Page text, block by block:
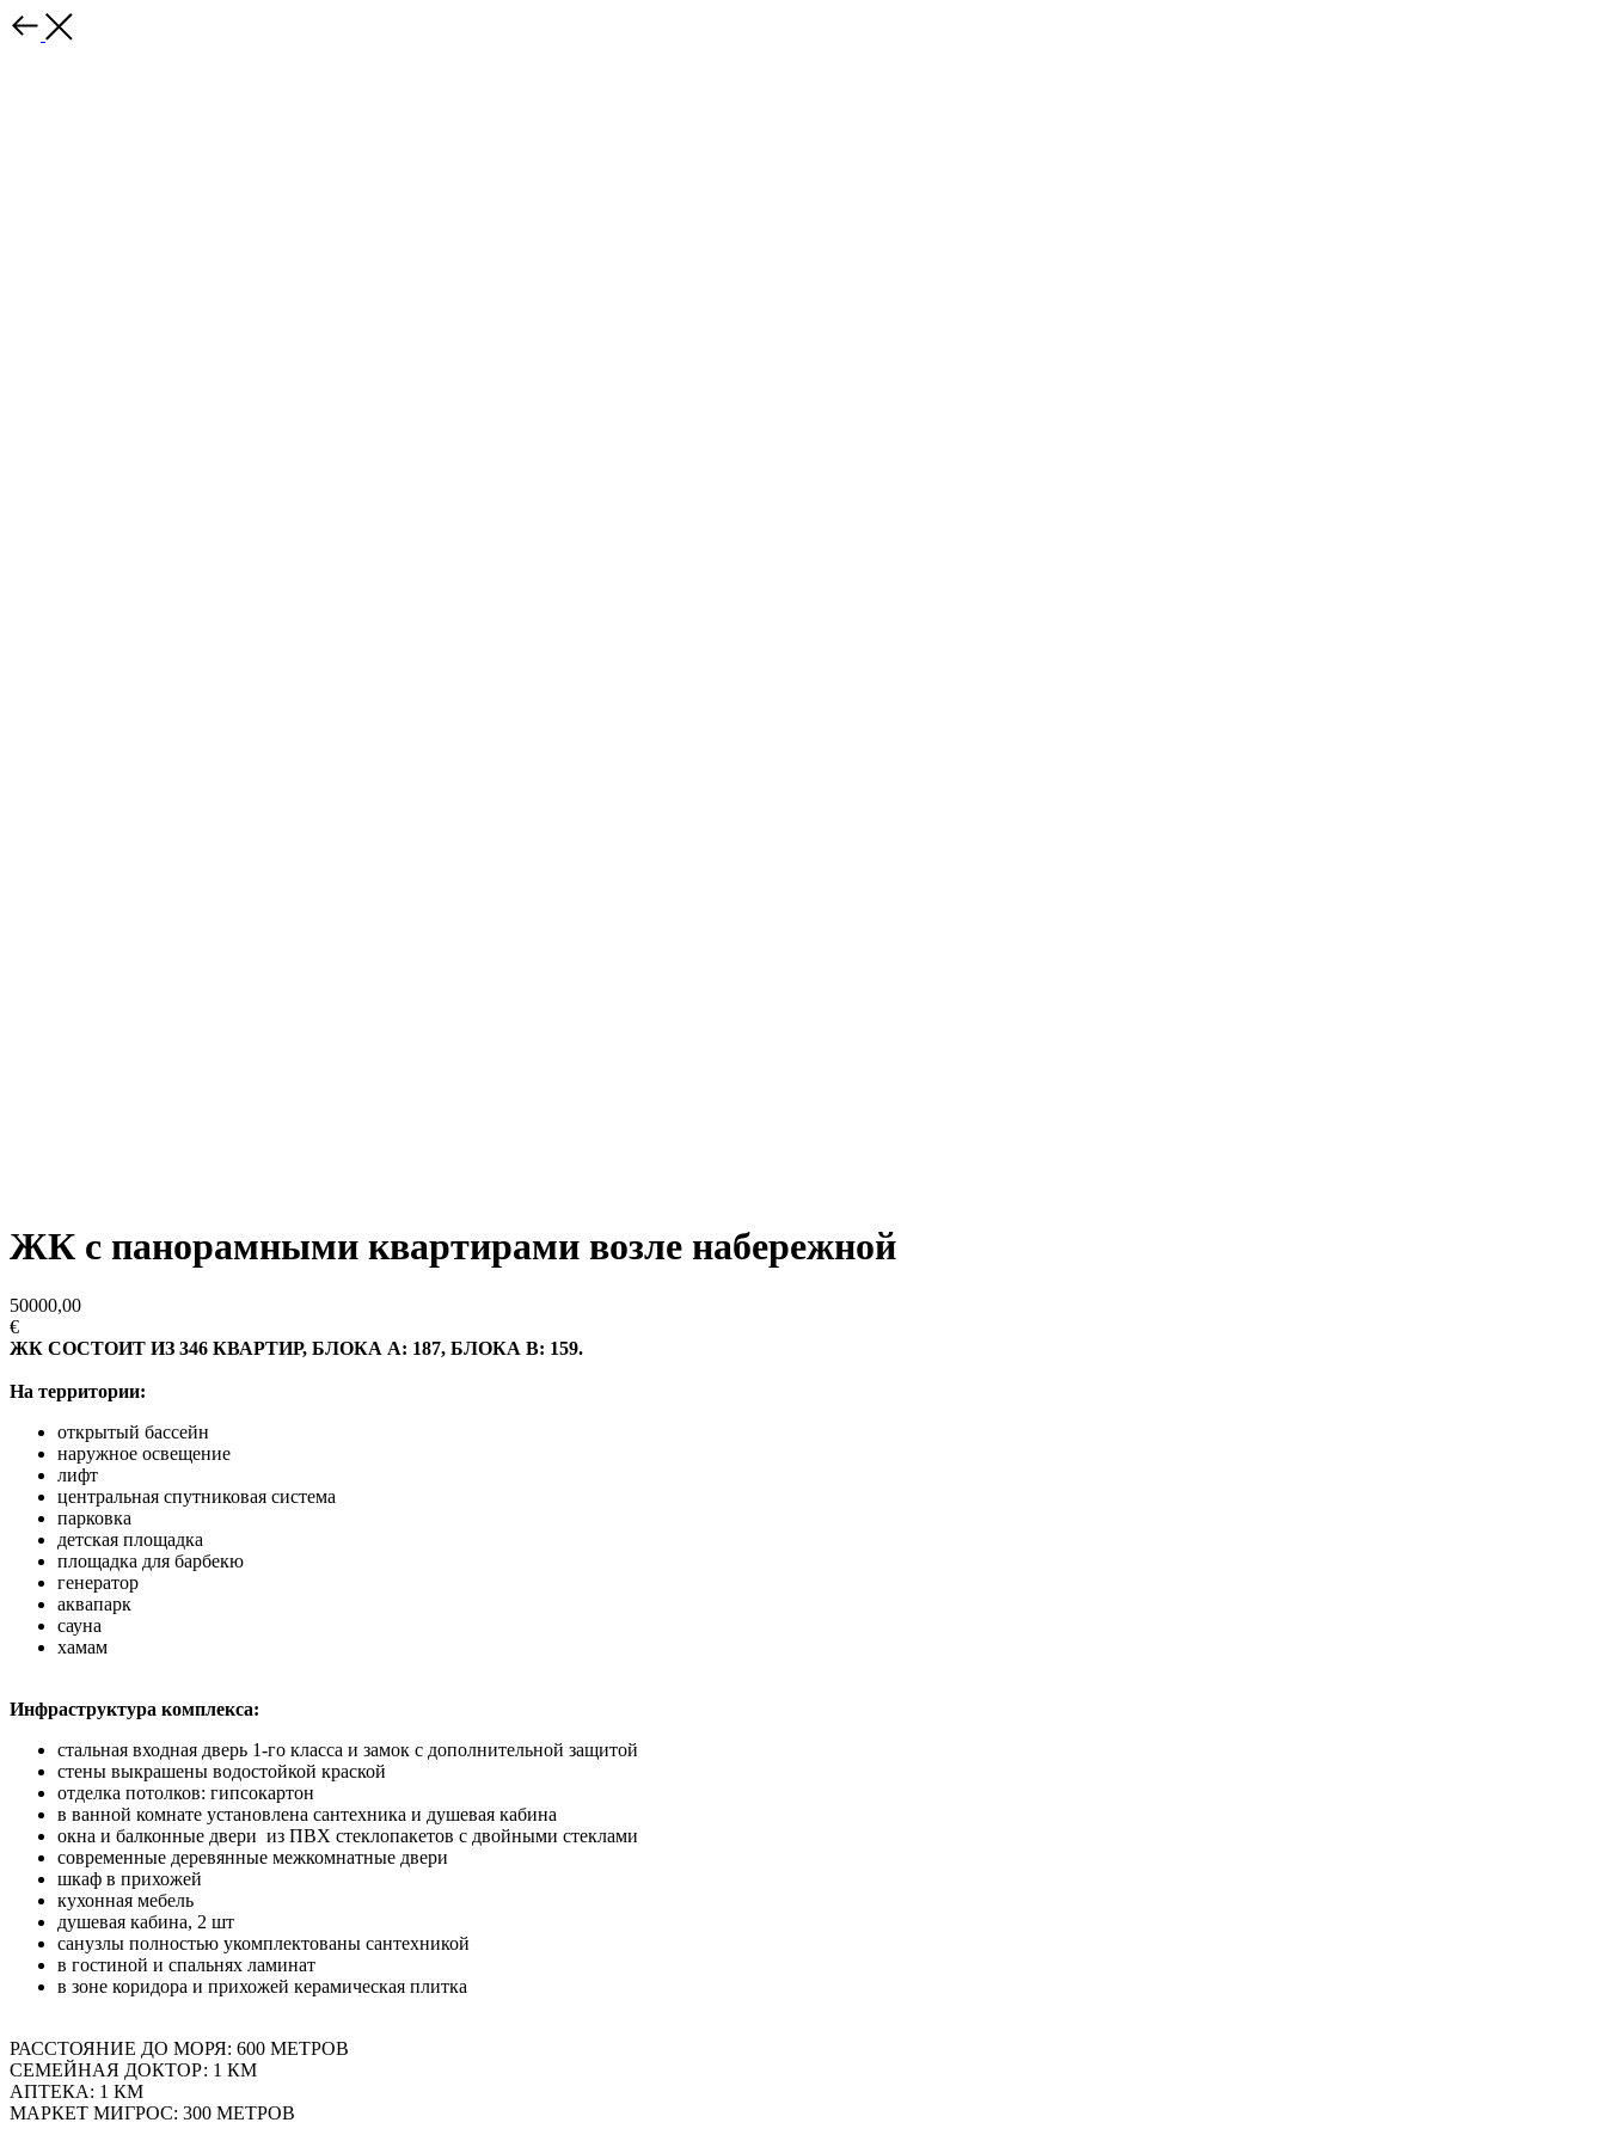
ЖК с панорамными квартирами возле набережной
50000,00
€
ЖК СОСТОИТ ИЗ 346 КВАРТИР, БЛОКА A: 187, БЛОКА B: 159.
На территории:
открытый бассейн
наружное освещение
лифт
центральная спутниковая система
парковка
детская площадка
площадка для барбекю
генератор
аквапарк
сауна
хамам
Инфраструктура комплекса:
стальная входная дверь 1-го класса и замок с дополнительной защитой
стены выкрашены водостойкой краской
отделка потолков: гипсокартон
в ванной комнате установлена сантехника и душевая кабина
окна и балконные двери из ПВХ стеклопакетов с двойными стеклами
современные деревянные межкомнатные двери
шкаф в прихожей
кухонная мебель
душевая кабина, 2 шт
санузлы полностью укомплектованы сантехникой
в гостиной и спальнях ламинат
в зоне коридора и прихожей керамическая плитка
РАССТОЯНИЕ ДО МОРЯ: 600 МЕТРОВ
СЕМЕЙНАЯ ДОКТОР: 1 КМ
АПТЕКА: 1 КМ
МАРКЕТ МИГРОС: 300 МЕТРОВ